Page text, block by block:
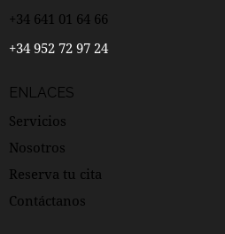
+34 641 01 64 66
+34 952 72 97 24
ENLACES
Servicios
Nosotros
Reserva tu cita
Contáctanos